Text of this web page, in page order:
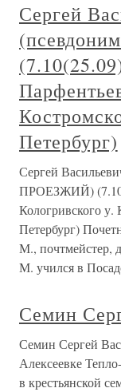
Сергей
Петербург)
Сергей
ПРОЕЗЖИЙ)
Кологривского
Петербург)
М., почтмейстер,
М. учился в
Семин
Семин Сергей
Алексеевке
в крестьянской